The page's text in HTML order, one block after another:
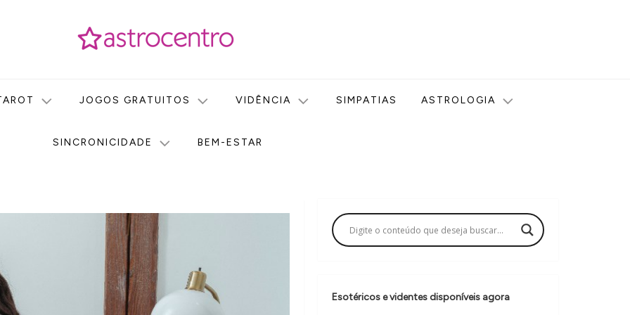
JOGOS GRATUITOS VIDÊNCIA SIMPATIAS ASTROLOGIA
SINCRONICIDADE BEM-ESTAR
Esotéricos e videntes disponíveis agora